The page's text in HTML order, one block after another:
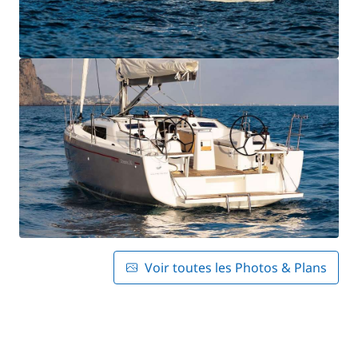
Voir toutes les Photos & Plans